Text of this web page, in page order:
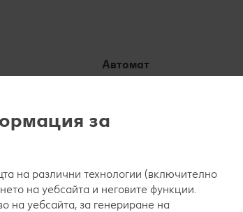
Автомат
за
на различни технологии (включително
на уебсайта и неговите функции.
на уебсайта, за генериране на